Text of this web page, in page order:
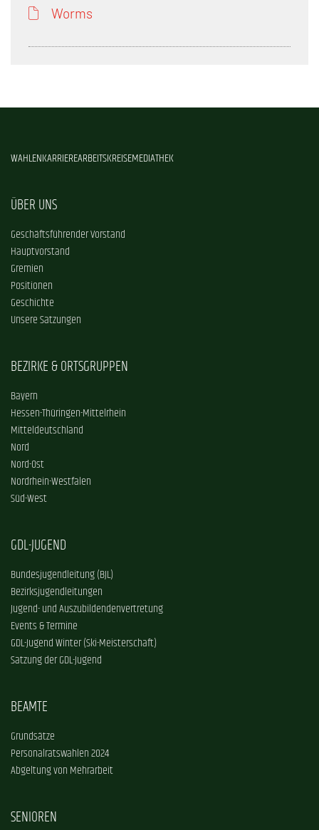
Worms
WAHLENKARRIEREARBEITSKREISEMEDIATHEK
ÜBER UNS
Geschäftsführender Vorstand
Hauptvorstand
Gremien
Positionen
Geschichte
Unsere Satzungen
BEZIRKE & ORTSGRUPPEN
Bayern
Hessen-Thüringen-Mittelrhein
Mitteldeutschland
Nord
Nord-Ost
Nordrhein-Westfalen
Süd-West
GDL-JUGEND
Bundesjugendleitung (BJL)
Bezirksjugendleitungen
Jugend- und Auszubildendenvertretung
Events & Termine
GDL-Jugend Winter (Ski-Meisterschaft)
Satzung der GDL-Jugend
BEAMTE
Grundsätze
Personalratswahlen 2024
Abgeltung von Mehrarbeit
SENIOREN